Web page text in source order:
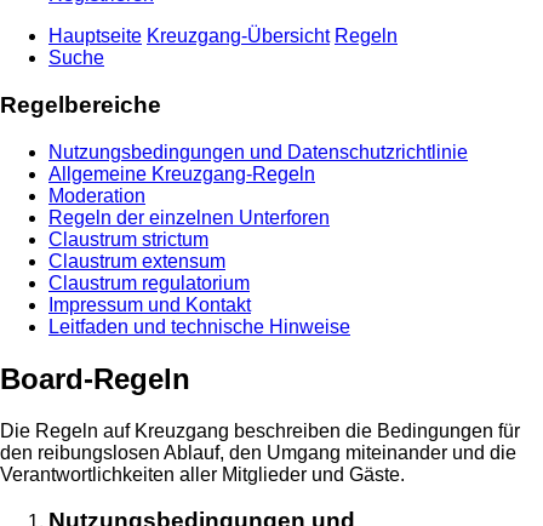
Hauptseite Kreuzgang-Übersicht Regeln
Suche
Regelbereiche
Nutzungsbedingungen und Datenschutzrichtlinie
Allgemeine Kreuzgang-Regeln
Moderation
Regeln der einzelnen Unterforen
Claustrum strictum
Claustrum extensum
Claustrum regulatorium
Impressum und Kontakt
Leitfaden und technische Hinweise
Board-Regeln
Die Regeln auf Kreuzgang beschreiben die Bedingungen für
den reibungslosen Ablauf, den Umgang miteinander und die
Verantwortlichkeiten aller Mitglieder und Gäste.